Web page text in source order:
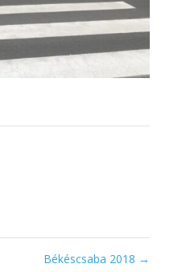
Békéscsaba 2018 →